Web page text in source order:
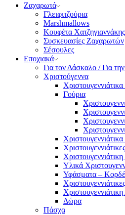
Ζαχαρωτά
Γλειφιτζούρια
Marshmallows
Κουφέτα Χατζηγιαννάκης
Συσκευασίες Ζαχαρωτών
Σέσουλες
Εποχιακά
Για τον Δάσκαλο / Για
Χριστούγεννα
Γούρια
Χριστουγεννιάτικα
Υλικά
Υφάσματα –
Δώρα
Πάσχα